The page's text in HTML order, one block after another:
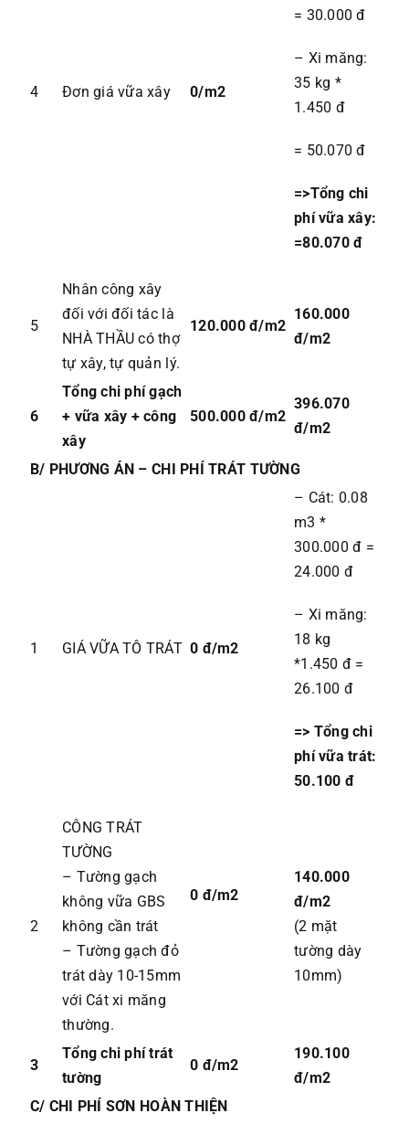
4 Đơn giá vữa xây 0/m2
= 30.000 đ
– Xi măng:
35 kg *
1.450 đ
= 50.070 đ
=>Tổng chi
phí vữa xây:
=80.070 đ
5
Nhân công xây
đối với đối tác là
NHÀ THẦU có thợ
tự xây, tự quản lý.
120.000 đ/m2
160.000
đ/m2
6
Tổng chi phí gạch
+ vữa xây + công
xây
500.000 đ/m2
396.070
đ/m2
B/ PHƯƠNG ÁN – CHI PHÍ TRÁT TƯỜNG
1 GIÁ VỮA TÔ TRÁT 0 đ/m2
– Cát: 0.08
m3 *
300.000 đ =
24.000 đ
– Xi măng:
18 kg
*1.450 đ =
26.100 đ
=> Tổng chi
phí vữa trát:
50.100 đ
2
CÔNG TRÁT
TƯỜNG
– Tường gạch
không vữa GBS
không cần trát
– Tường gạch đỏ
trát dày 10-15mm
với Cát xi măng
thường.
0 đ/m2
140.000
đ/m2
(2 mặt
tường dày
10mm)
3
Tổng chi phí trát
tường
0 đ/m2
190.100
đ/m2
C/ CHI PHÍ SƠN HOÀN THIỆN